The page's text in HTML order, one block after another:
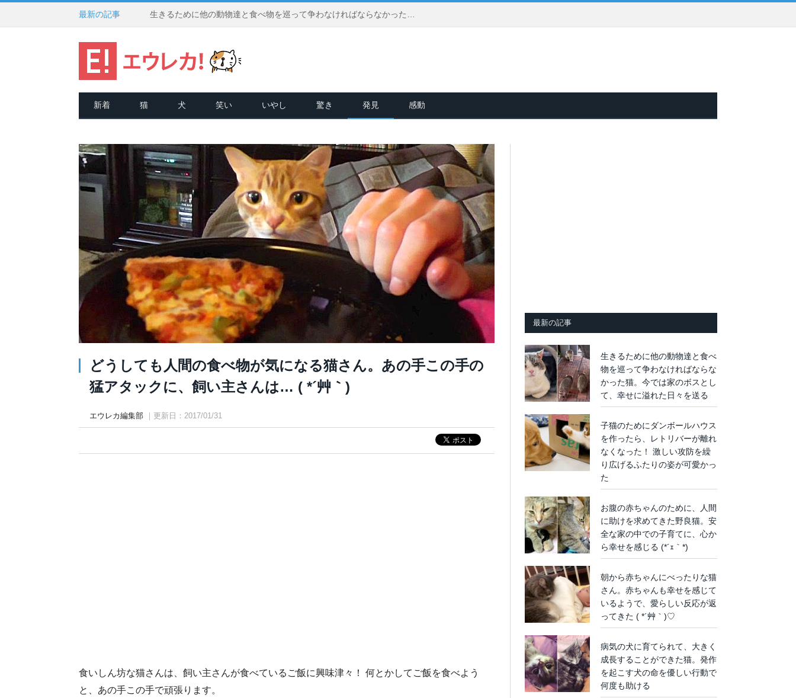
最新の記事 生きるために他の動物達と食べ物を巡って争わなければならなかった猫。今では家のボスとして、幸せに溢れた日々を送る
新着 猫 犬 笑い いやし 驚き 発見 感動
どうしても人間の食べ物が気になる猫さん。あの手この手の
猛アタックに、飼い主さんは… ( *´艸｀)
エウレカ編集部 ｜更新日：2017/01/31
食いしん坊な猫さんは、飼い主さんが食べているご飯に興味津々！ 何とかしてご飯を食べよう
と、あの手この手で頑張ります。
最新の記事
生きるために他の動物達と食べ
物を巡って争わなければならな
かった猫。今では家のボスとし
て、幸せに溢れた日々を送る
子猫のためにダンボールハウス
を作ったら、レトリバーが離れ
なくなった！ 激しい攻防を繰
り広げるふたりの姿が可愛かっ
た
お腹の赤ちゃんのために、人間
に助けを求めてきた野良猫。安
全な家の中での子育てに、心か
ら幸せを感じる (*´ｪ｀*)
朝から赤ちゃんにべったりな猫
さん。赤ちゃんも幸せを感じて
いるようで、愛らしい反応が返
ってきた ( *´艸｀)♡
病気の犬に育てられて、大きく
成長することができた猫。発作
を起こす犬の命を優しい行動で
何度も助ける